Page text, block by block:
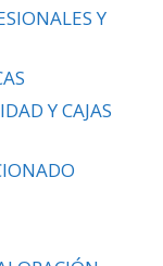
Y
Y CAJAS